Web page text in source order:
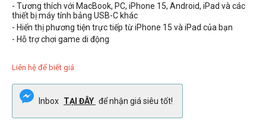
- Tương thích với MacBook, PC, iPhone 15, Android, iPad và các
thiết bị máy tính bảng USB-C khác
- Hiển thị phương tiện trực tiếp từ iPhone 15 và iPad của bạn
- Hỗ trợ chơi game di động
Liên hệ để biết giá
Inbox TẠI ĐÂY để nhận giá siêu tốt!